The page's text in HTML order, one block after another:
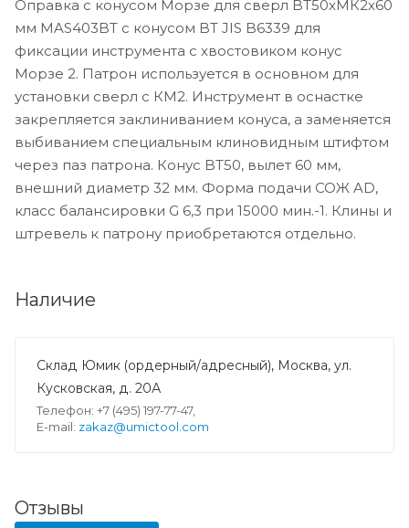
Оправка с конусом Морзе для сверл BT50xМК2х60
мм MAS403BT c конусом BT JIS B6339 для
фиксации инструмента с хвостовиком конус
Морзе 2. Патрон используется в основном для
установки сверл с КМ2. Инструмент в оснастке
закрепляется заклиниванием конуса, а заменяется
выбиванием специальным клиновидным штифтом
через паз патрона. Конус BT50, вылет 60 мм,
внешний диаметр 32 мм. Форма подачи СОЖ AD,
класс балансировки G 6,3 при 15000 мин.-1. Клины и
штревель к патрону приобретаются отдельно.
Наличие
Склад Юмик (ордерный/адресный), Москва, ул.
Кусковская, д. 20А
Телефон: +7 (495) 197-77-47,
E-mail: zakaz@umictool.com
Отзывы